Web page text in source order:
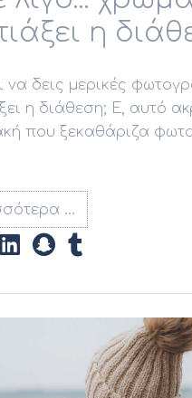
η
να δεις μερικές
η διάθεση; Ε, αυτό
που ξεκαθάριζα
…